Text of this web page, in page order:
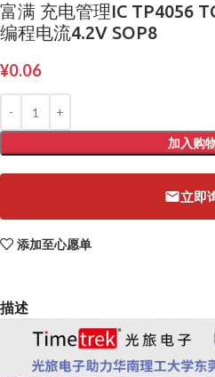
富满 充电管理IC TP4056
编程电流4.2V SOP8
¥0.06
加入购
立即
添加至心愿单
描述